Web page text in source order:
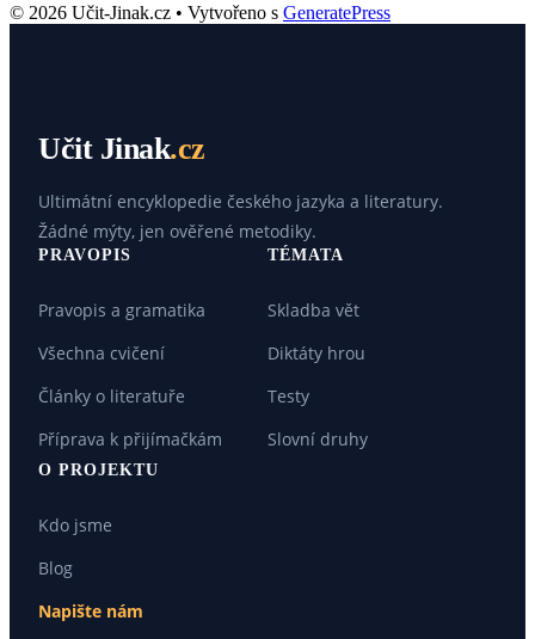
© 2026 Učit-Jinak.cz • Vytvořeno s GeneratePress
Učit Jinak.cz
Ultimátní encyklopedie českého jazyka a literatury.
Žádné mýty, jen ověřené metodiky.
PRAVOPIS
Pravopis a gramatika
Všechna cvičení
Články o literatuře
Příprava k přijímačkám
TÉMATA
Skladba vět
Diktáty hrou
Testy
Slovní druhy
O PROJEKTU
Kdo jsme
Blog
Napište nám